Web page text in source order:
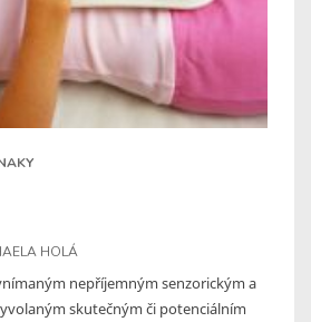
HOLÁ
nepříjemným senzorickým a
skutečným či potenciálním